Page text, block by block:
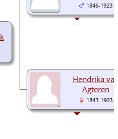
1846-1923
Hendrika
Agteren
1843-1903